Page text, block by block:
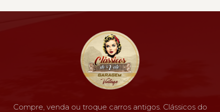
Compre, venda ou troque carros antigos. Clássicos do